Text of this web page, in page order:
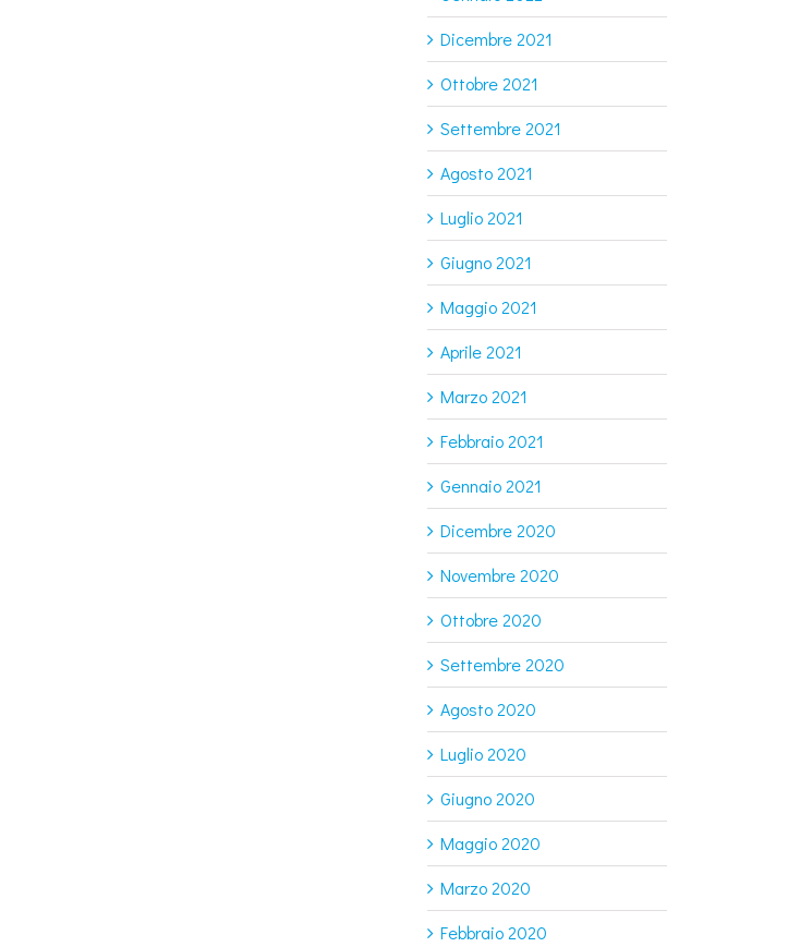
Dicembre 2021
Ottobre 2021
Settembre 2021
Agosto 2021
Luglio 2021
Giugno 2021
Maggio 2021
Aprile 2021
Marzo 2021
Febbraio 2021
Gennaio 2021
Dicembre 2020
Novembre 2020
Ottobre 2020
Settembre 2020
Agosto 2020
Luglio 2020
Giugno 2020
Maggio 2020
Marzo 2020
Febbraio 2020